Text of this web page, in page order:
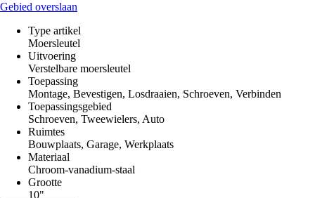
Gebied overslaan
Type artikel
Moersleutel
Uitvoering
Verstelbare moersleutel
Toepassing
Montage, Bevestigen, Losdraaien, Schroeven, Verbinden
Toepassingsgebied
Schroeven, Tweewielers, Auto
Ruimtes
Bouwplaats, Garage, Werkplaats
Materiaal
Chroom-vanadium-staal
Grootte
10"